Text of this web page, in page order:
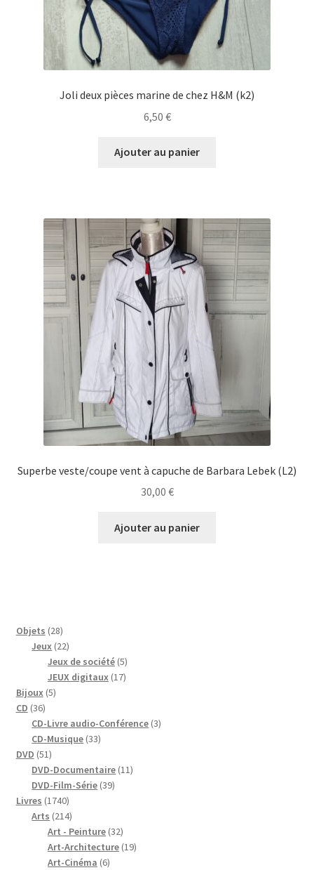
Joli deux pièces marine de chez H&M (k2)
6,50 €
Ajouter au panier
Superbe veste/coupe vent à capuche de Barbara Lebek (L2)
30,00 €
Ajouter au panier
Objets 2828
produits
Jeux 2222
produits
Jeux de société 55
produits
JEUX digitaux 1717
Bijoux 55
CD 3636
produits
CD-Livre audio-Conférence 33
CD-Musique 3333
DVD 5151
produits
DVD-Documentaire 1111
DVD-Film-Série 3939
Livres 17401740
produits
Arts 214214
produits
Art - Peinture 3232
produits
Art-Architecture 1919
Art-Cinéma 66